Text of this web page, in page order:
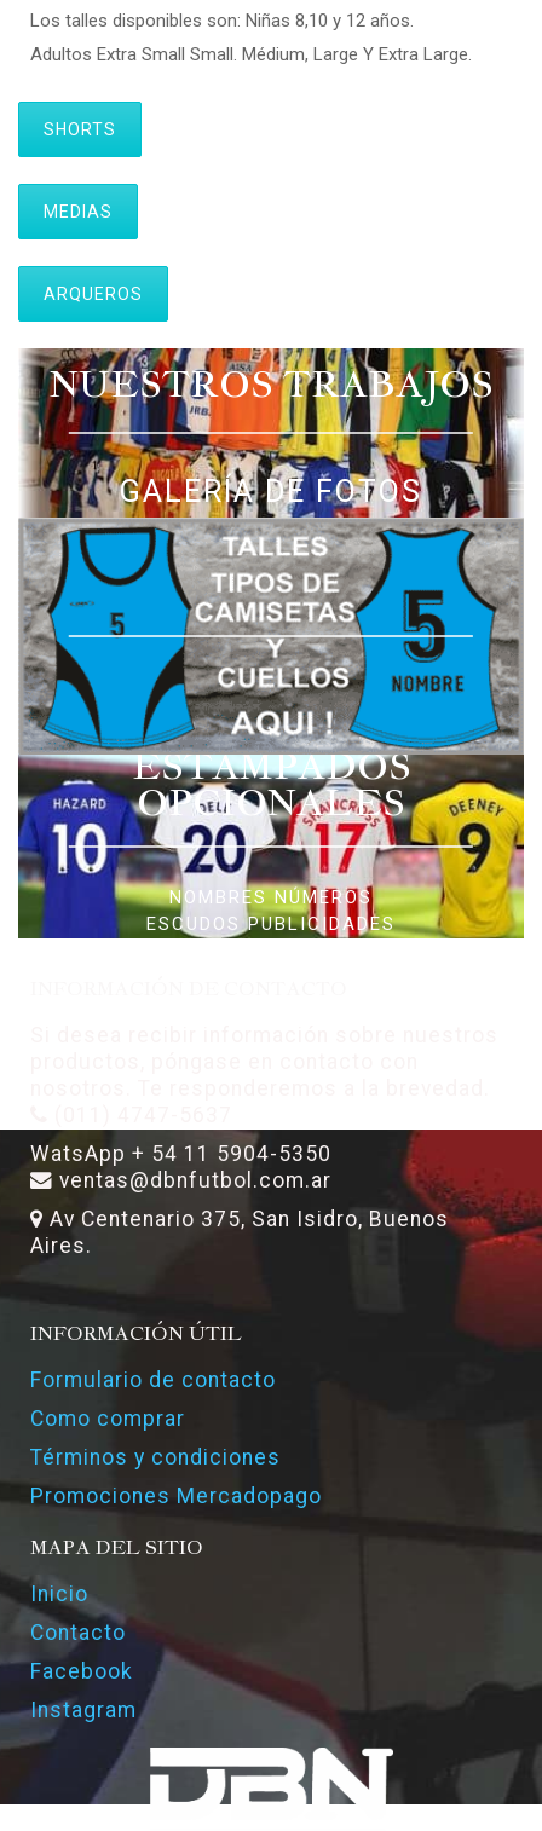
Los talles disponibles son: Niñas 8,10 y 12 años.
Adultos Extra Small Small. Médium, Large Y Extra Large.
SHORTS
MEDIAS
ARQUEROS
NUESTROS TRABAJOS
GALERÍA DE FOTOS
ESTAMPADOS
OPCIONALES
NOMBRES NÚMEROS
ESCUDOS PUBLICIDADES
WatsApp + 54 11 5904-5350
ventas@dbnfutbol.com.ar
Av Centenario 375, San Isidro, Buenos
Aires.
INFORMACIÓN ÚTIL
Formulario de contacto
Como comprar
Términos y condiciones
Promociones Mercadopago
MAPA DEL SITIO
Inicio
Contacto
Facebook
Instagram